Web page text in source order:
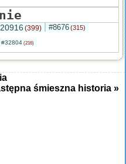
(399) #8676(315)
#32804 (216)
śmieszna historia »